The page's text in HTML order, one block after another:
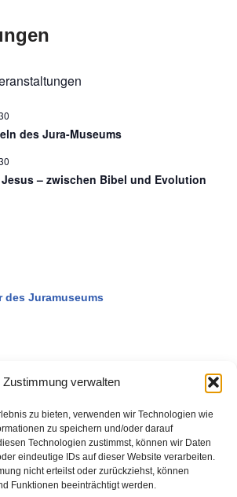
Zustimmung verwalten
zu bieten, verwenden wir Technologien wie
zu speichern und/oder darauf
Technologien zustimmst, können wir Daten
eindeutige IDs auf dieser Website verarbeiten.
nicht erteilst oder zurückziehst, können
Funktionen beeinträchtigt werden.
des Jura-Museums
– zwischen Bibel und Evolution
des Juramuseums
Blumenberg